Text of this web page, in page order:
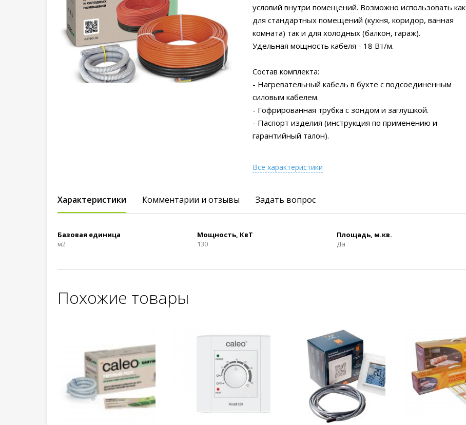
условий внутри помещений. Возможно использовать как
для стандартных помещений (кухня, коридор, ванная
комната) так и для холодных (балкон, гараж).
Удельная мощность кабеля - 18 Вт/м.
Состав комплекта:
- Нагревательный кабель в бухте с подсоединенным
силовым кабелем.
- Гофрированная трубка с зондом и заглушкой.
- Паспорт изделия (инструкция по применению и
гарантийный талон).
Все характеристики
Характеристики Комментарии и отзывы Задать вопрос
Базовая единица
м2
Мощность, КвТ
130
Площадь, м.кв.
Да
Похожие товары